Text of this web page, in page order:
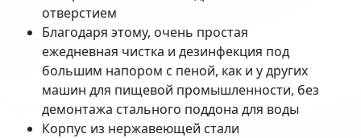
отверстием
Благодаря этому, очень простая
ежедневная чистка и дезинфекция под
большим напором с пеной, как и у других
машин для пищевой промышленности, без
демонтажа стального поддона для воды
Корпус из нержавеющей стали